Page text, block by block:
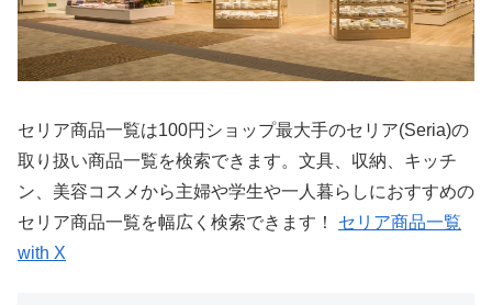
セリア商品一覧は100円ショップ最大手のセリア(Seria)の
取り扱い商品一覧を検索できます。文具、収納、キッチ
ン、美容コスメから主婦や学生や一人暮らしにおすすめの
セリア商品一覧を幅広く検索できます！ セリア商品一覧
with X